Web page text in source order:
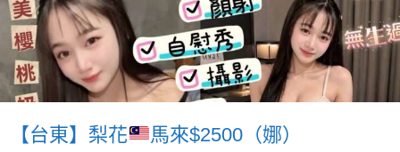
【台東】梨花 馬來$2500（娜）